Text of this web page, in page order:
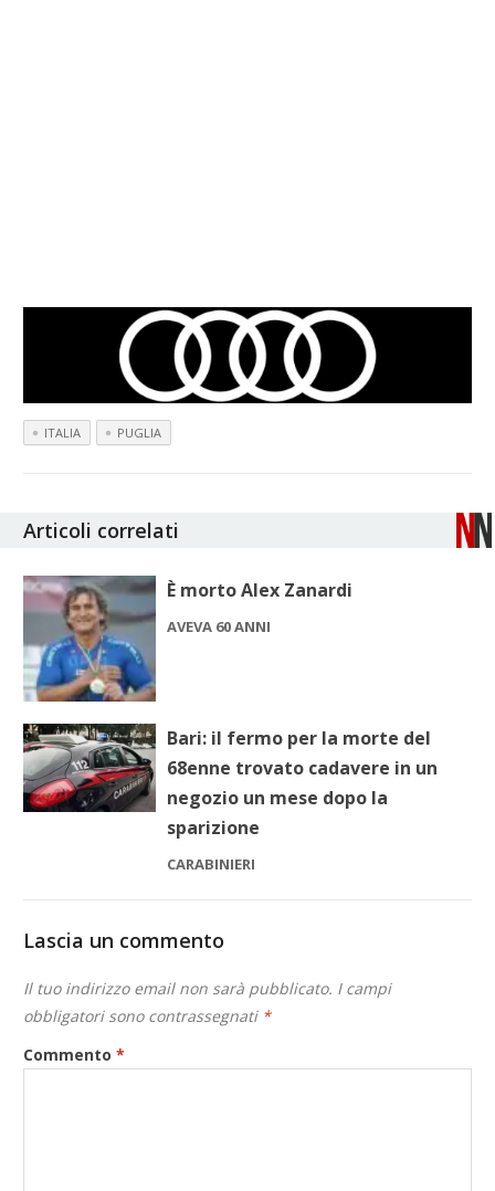
ITALIA PUGLIA
Articoli correlati
È morto Alex Zanardi
AVEVA 60 ANNI
Bari: il fermo per la morte del
68enne trovato cadavere in un
negozio un mese dopo la
sparizione
CARABINIERI
Lascia un commento
Il tuo indirizzo email non sarà pubblicato. I campi
obbligatori sono contrassegnati *
Commento*